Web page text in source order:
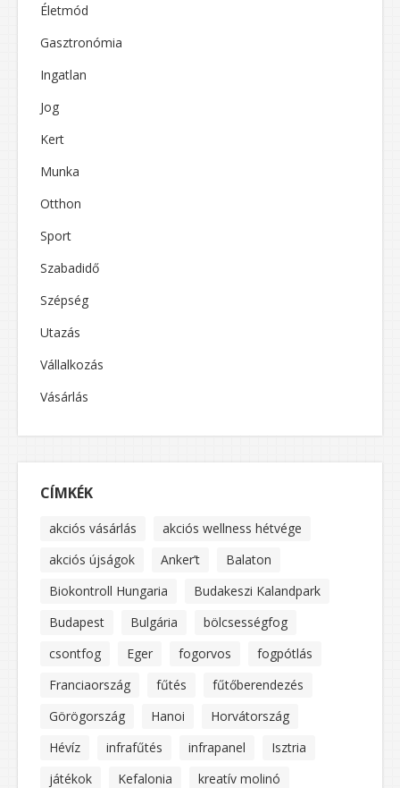
Életmód
Gasztronómia
Ingatlan
Jog
Kert
Munka
Otthon
Sport
Szabadidő
Szépség
Utazás
Vállalkozás
Vásárlás
CÍMKÉK
akciós vásárlás
akciós wellness hétvége
akciós újságok
Anker’t
Balaton
Biokontroll Hungaria
Budakeszi Kalandpark
Budapest
Bulgária
bölcsességfog
csontfog
Eger fogorvos
fogpótlás
Franciaország
fűtés
fűtőberendezés
Görögország
Hanoi
Horvátország
Hévíz
infrafűtés infrapanel
Isztria
játékok
Kefalonia
kreatív molinó